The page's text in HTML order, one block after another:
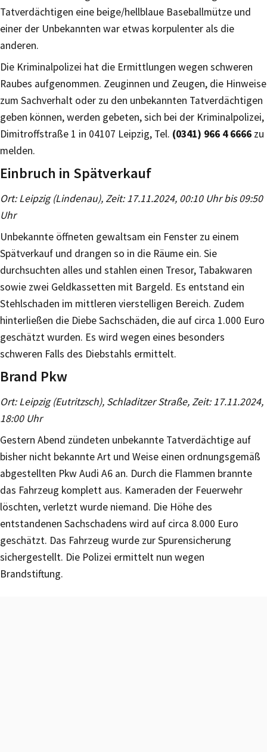
Tatverdächtigen eine beige/hellblaue Baseballmütze und
einer der Unbekannten war etwas korpulenter als die
anderen.
Die Kriminalpolizei hat die Ermittlungen wegen schweren
Raubes aufgenommen. Zeuginnen und Zeugen, die Hinweise
zum Sachverhalt oder zu den unbekannten Tatverdächtigen
geben können, werden gebeten, sich bei der Kriminalpolizei,
Dimitroffstraße 1 in 04107 Leipzig, Tel. (0341) 966 4 6666 zu
melden.
Einbruch in Spätverkauf
Ort: Leipzig (Lindenau), Zeit: 17.11.2024, 00:10 Uhr bis 09:50
Uhr
Unbekannte öffneten gewaltsam ein Fenster zu einem
Spätverkauf und drangen so in die Räume ein. Sie
durchsuchten alles und stahlen einen Tresor, Tabakwaren
sowie zwei Geldkassetten mit Bargeld. Es entstand ein
Stehlschaden im mittleren vierstelligen Bereich. Zudem
hinterließen die Diebe Sachschäden, die auf circa 1.000 Euro
geschätzt wurden. Es wird wegen eines besonders
schweren Falls des Diebstahls ermittelt.
Brand Pkw
Ort: Leipzig (Eutritzsch), Schladitzer Straße, Zeit: 17.11.2024,
18:00 Uhr
Gestern Abend zündeten unbekannte Tatverdächtige auf
bisher nicht bekannte Art und Weise einen ordnungsgemäß
abgestellten Pkw Audi A6 an. Durch die Flammen brannte
das Fahrzeug komplett aus. Kameraden der Feuerwehr
löschten, verletzt wurde niemand. Die Höhe des
entstandenen Sachschadens wird auf circa 8.000 Euro
geschätzt. Das Fahrzeug wurde zur Spurensicherung
sichergestellt. Die Polizei ermittelt nun wegen
Brandstiftung.